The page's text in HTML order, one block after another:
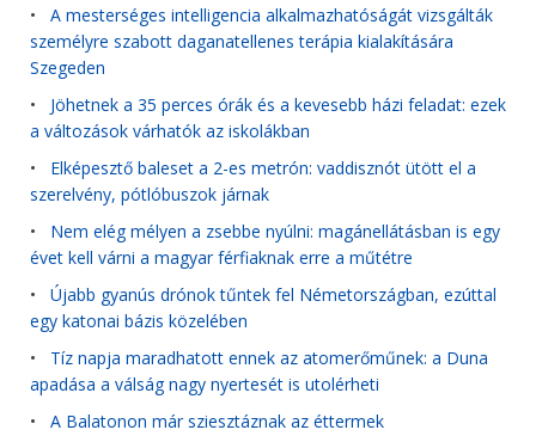
• A mesterséges intelligencia alkalmazhatóságát vizsgálták
személyre szabott daganatellenes terápia kialakítására
Szegeden
• Jöhetnek a 35 perces órák és a kevesebb házi feladat: ezek
a változások várhatók az iskolákban
• Elképesztő baleset a 2-es metrón: vaddisznót ütött el a
szerelvény, pótlóbuszok járnak
• Nem elég mélyen a zsebbe nyúlni: magánellátásban is egy
évet kell várni a magyar férfiaknak erre a műtétre
• Újabb gyanús drónok tűntek fel Németországban, ezúttal
egy katonai bázis közelében
• Tíz napja maradhatott ennek az atomerőműnek: a Duna
apadása a válság nagy nyertesét is utolérheti
• A Balatonon már sziesztáznak az éttermek